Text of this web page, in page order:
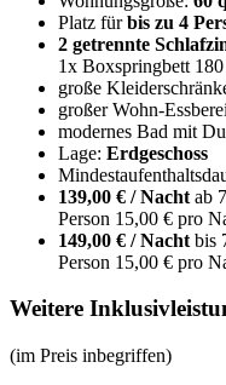
Platz fürbis zu 4
2 getrennte
1x Boxspringbett
große
großer Wohn-
modernes Bad mit
Lage: Erdgeschoss
139,00 € / Nacht ab
Person 15,00 € pro
149,00 € / Nacht bis
Person 15,00 € pro
Weitere
(im Preis inbegriffen)